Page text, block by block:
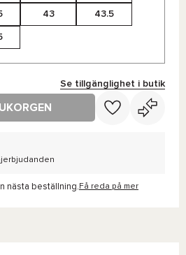
43 43.5
Se tillgänglighet i butik
nästa beställning. Få reda på mer